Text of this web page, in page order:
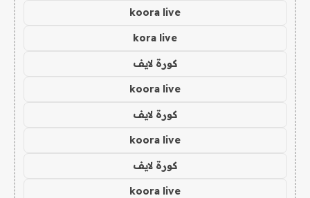
koora live
kora live
كورة لايف
koora live
كورة لايف
koora live
كورة لايف
koora live